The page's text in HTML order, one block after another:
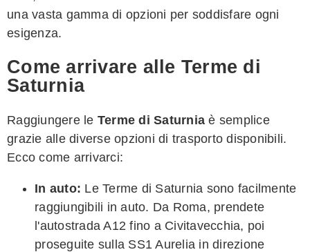
una vasta gamma di opzioni per soddisfare ogni
esigenza.
Come arrivare alle Terme di
Saturnia
Raggiungere le Terme di Saturnia è semplice
grazie alle diverse opzioni di trasporto disponibili.
Ecco come arrivarci:
In auto: Le Terme di Saturnia sono facilmente
raggiungibili in auto. Da Roma, prendete
l'autostrada A12 fino a Civitavecchia, poi
proseguite sulla SS1 Aurelia in direzione